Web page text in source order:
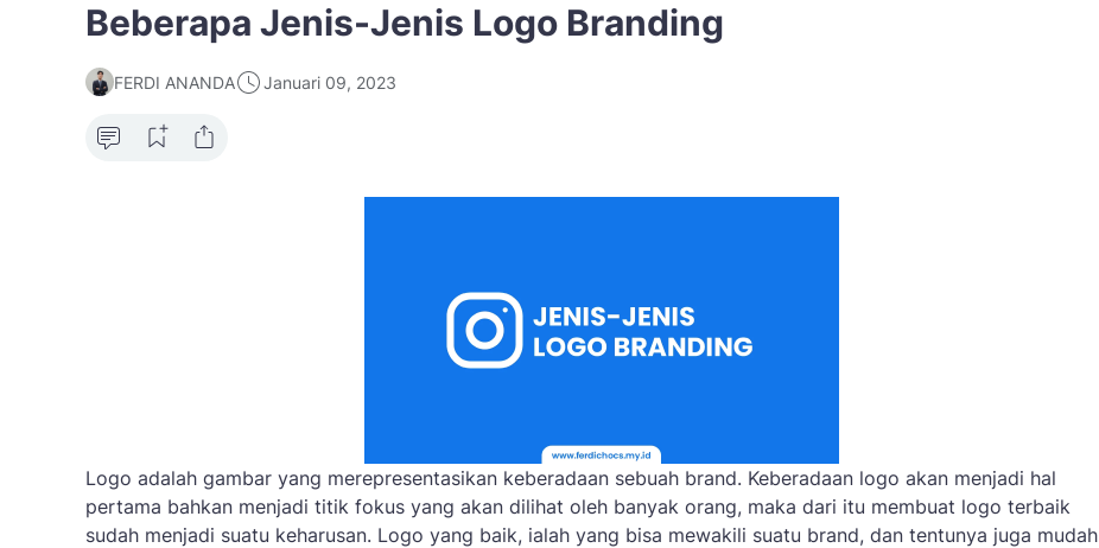
Beberapa Jenis-Jenis Logo Branding
FERDI ANANDA Januari 09, 2023
Logo adalah gambar yang merepresentasikan keberadaan sebuah brand. Keberadaan logo akan menjadi hal
pertama bahkan menjadi titik fokus yang akan dilihat oleh banyak orang, maka dari itu membuat logo terbaik
sudah menjadi suatu keharusan. Logo yang baik, ialah yang bisa mewakili suatu brand, dan tentunya juga mudah